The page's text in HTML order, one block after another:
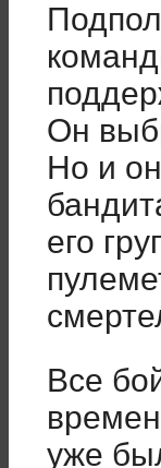
Он
Но и
его
Все
уже